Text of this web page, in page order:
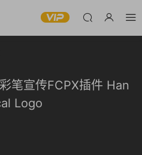
笔宣传FCPX插件 Han
Logo